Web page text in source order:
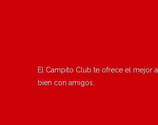
El Campito Club te ofrece el mejor
bien con amigos.